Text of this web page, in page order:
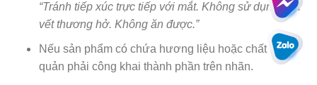
“Tránh tiếp xúc trực tiếp với mắt. Không sử dụng trên
vết thương hở. Không ăn được.”
Nếu sản phẩm có chứa hương liệu hoặc chất bảo
quản phải công khai thành phần trên nhãn.